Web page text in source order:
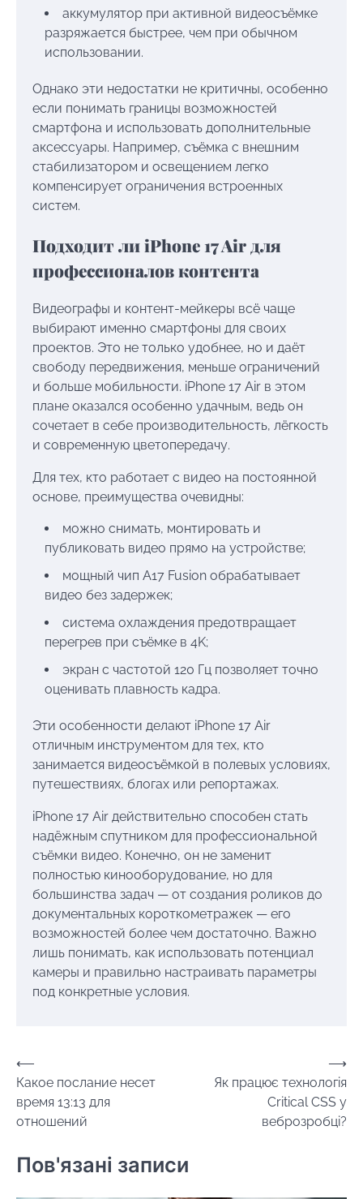
аккумулятор при активной видеосъёмке
разряжается быстрее, чем при обычном
использовании.
Однако эти недостатки не критичны, особенно
если понимать границы возможностей
смартфона и использовать дополнительные
аксессуары. Например, съёмка с внешним
стабилизатором и освещением легко
компенсирует ограничения встроенных
систем.
Подходит ли iPhone 17 Air для
профессионалов контента
Видеографы и контент-мейкеры всё чаще
выбирают именно смартфоны для своих
проектов. Это не только удобнее, но и даёт
свободу передвижения, меньше ограничений
и больше мобильности. iPhone 17 Air в этом
плане оказался особенно удачным, ведь он
сочетает в себе производительность, лёгкость
и современную цветопередачу.
Для тех, кто работает с видео на постоянной
основе, преимущества очевидны:
можно снимать, монтировать и
публиковать видео прямо на устройстве;
мощный чип A17 Fusion обрабатывает
видео без задержек;
система охлаждения предотвращает
перегрев при съёмке в 4K;
экран с частотой 120 Гц позволяет точно
оценивать плавность кадра.
Эти особенности делают iPhone 17 Air
отличным инструментом для тех, кто
занимается видеосъёмкой в полевых условиях,
путешествиях, блогах или репортажах.
iPhone 17 Air действительно способен стать
надёжным спутником для профессиональной
съёмки видео. Конечно, он не заменит
полностью кинооборудование, но для
большинства задач — от создания роликов до
документальных короткометражек — его
возможностей более чем достаточно. Важно
лишь понимать, как использовать потенциал
камеры и правильно настраивать параметры
под конкретные условия.
Навігація
записів
⟵
Какое послание несет
время 13:13 для
отношений
Як працює технологія
Critical CSS у
веброзробці?
⟶
Пов'язані записи